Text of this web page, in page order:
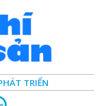
TRIỂN